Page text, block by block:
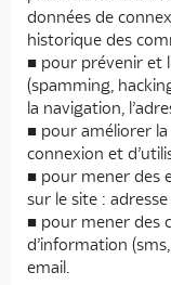
données de
historique des
pour prévenir et
(spamming,
la navigation,
pour améliorer
connexion et
pour mener des
sur le site :
pour mener des
d’information
email.